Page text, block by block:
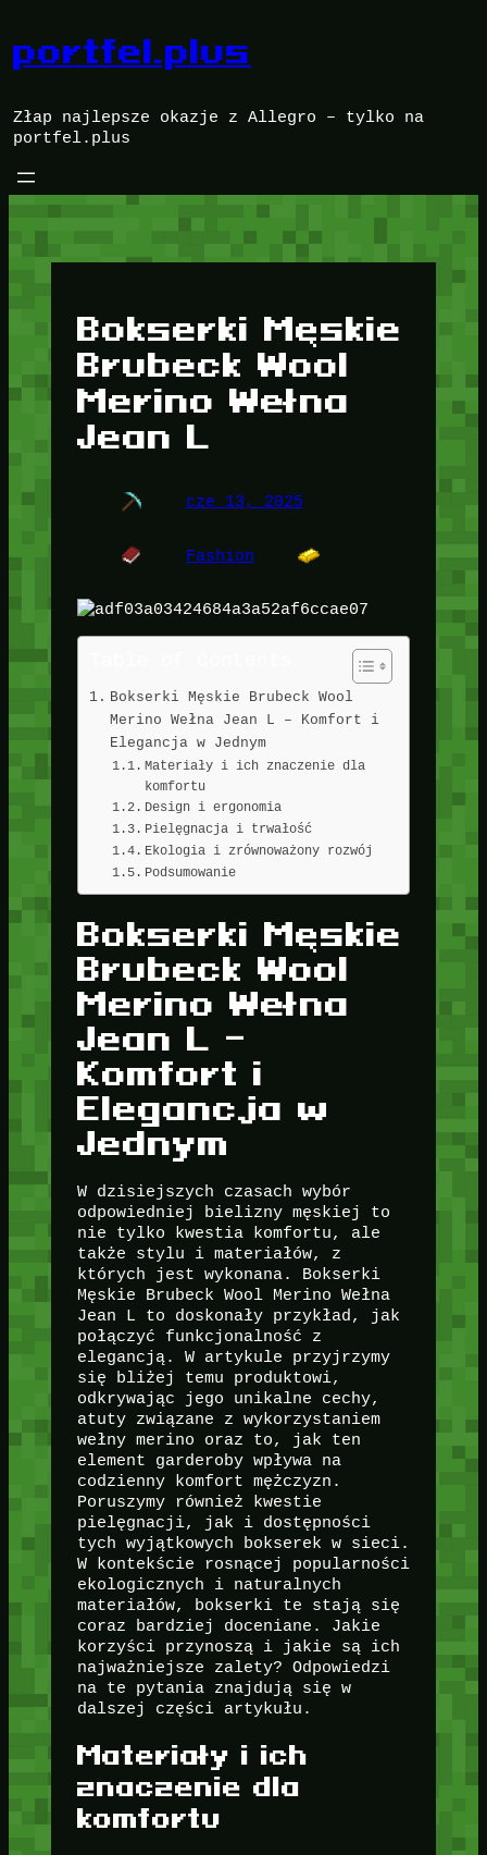
treści
portfel.plus
Złap najlepsze okazje z Allegro – tylko na
portfel.plus
Bokserki Męskie
Brubeck Wool
Merino Wełna
Jean L
cze 13, 2025
Fashion
Bokserki Męskie Brubeck Wool
Merino Wełna Jean L – Komfort i
Elegancja w Jednym
Materiały i ich znaczenie dla
komfortu
Design i ergonomia
Pielęgnacja i trwałość
Ekologia i zrównoważony rozwój
Podsumowanie
Bokserki Męskie
Brubeck Wool
Merino Wełna
Jean L –
Komfort i
Elegancja w
Jednym
W dzisiejszych czasach wybór
odpowiedniej bielizny męskiej to
nie tylko kwestia komfortu, ale
także stylu i materiałów, z
których jest wykonana. Bokserki
Męskie Brubeck Wool Merino Wełna
Jean L to doskonały przykład, jak
połączyć funkcjonalność z
elegancją. W artykule przyjrzymy
się bliżej temu produktowi,
odkrywając jego unikalne cechy,
atuty związane z wykorzystaniem
wełny merino oraz to, jak ten
element garderoby wpływa na
codzienny komfort mężczyzn.
Poruszymy również kwestie
pielęgnacji, jak i dostępności
tych wyjątkowych bokserek w sieci.
W kontekście rosnącej popularności
ekologicznych i naturalnych
materiałów, bokserki te stają się
coraz bardziej doceniane. Jakie
korzyści przynoszą i jakie są ich
najważniejsze zalety? Odpowiedzi
na te pytania znajdują się w
dalszej części artykułu.
Materiały i ich
znaczenie dla
komfortu